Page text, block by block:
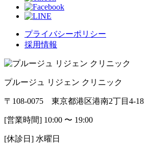
プライバシーポリシー
採用情報
プルージュ リジェン クリニック
〒108-0075 東京都港区港南2丁目4-18
[営業時間] 10:00 〜 19:00
[休診日] 水曜日